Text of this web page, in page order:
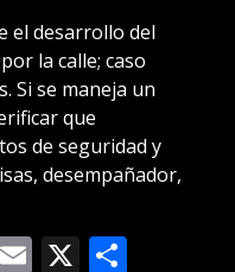
el desarrollo del
la calle; caso
Si se maneja un
que
de seguridad y
desempañador,
Email
X